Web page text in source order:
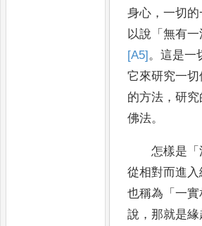
身心 ，一切的
以說 「無有
[A5] 。這是一
它來研究一切
的方法 ，研究
佛法。
怎樣是 「
從相對而進入
也稱為 「一實
說 ，那就是